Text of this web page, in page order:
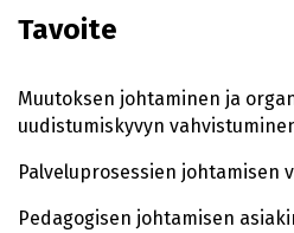
Tavoite
Muutoksen johtaminen ja
uudistumiskyvyn
Palveluprosessien johtamisen
Pedagogisen johtamisen